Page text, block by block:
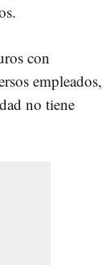
con
empleados,
no tiene